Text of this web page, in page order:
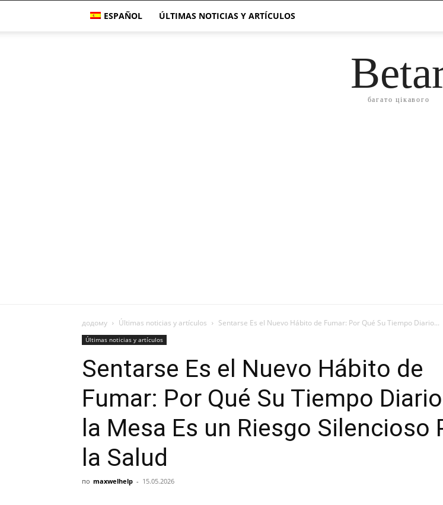
ESPAÑOL ÚLTIMAS NOTICIAS Y ARTÍCULOS
багато цікавого
додому Últimas noticias y artículos Sentarse Es el Nuevo Hábito de Fumar: Por Qué Su Tiempo Diario...
Últimas noticias y artículos
Sentarse Es el Nuevo Hábito de
Fumar: Por Qué Su Tiempo
la Mesa Es un Riesgo Silencioso
la Salud
по maxwelhelp - 15.05.2026